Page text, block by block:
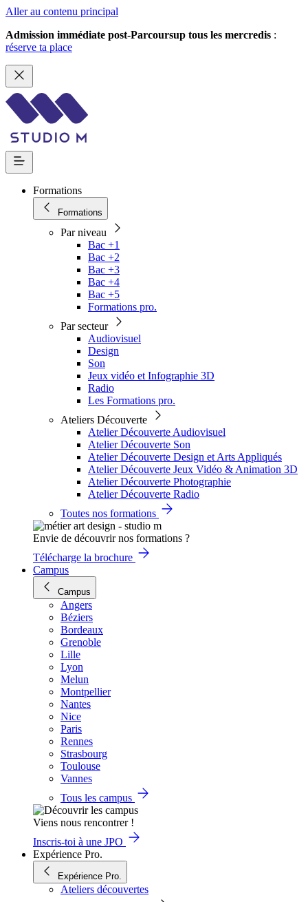
Aller au contenu principal
Admission immédiate post-Parcoursup tous les mercredis :
réserve ta place
Formations
Formations
Par niveau
Bac +1
Bac +2
Bac +3
Bac +4
Bac +5
Formations pro.
Par secteur
Audiovisuel
Design
Son
Jeux vidéo et Infographie 3D
Radio
Les Formations pro.
Ateliers Découverte
Atelier Découverte Audiovisuel
Atelier Découverte Son
Atelier Découverte Design et Arts Appliqués
Atelier Découverte Jeux Vidéo & Animation 3D
Atelier Découverte Photographie
Atelier Découverte Radio
Toutes nos formations
Envie de découvrir nos formations ?
Télécharge la brochure
Campus
Campus
Angers
Béziers
Bordeaux
Grenoble
Lille
Lyon
Melun
Montpellier
Nantes
Nice
Paris
Rennes
Strasbourg
Toulouse
Vannes
Tous les campus
Viens nous rencontrer !
Inscris-toi à une JPO
Expérience Pro.
Expérience Pro.
Ateliers découvertes